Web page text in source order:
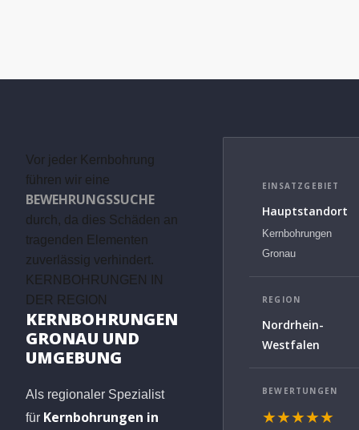
Vor jeder Kernbohrung
führen wir eine
BEWEHRUNGSSUCHE
durch, da dies Schäden an
tragenden Elementen
zuverlässig verhindert.
KERNBOHRUNGEN IN
DER REGION
KERNBOHRUNGEN
GRONAU UND
UMGEBUNG
Als regionaler Spezialist
für Kernbohrungen in
EINSATZGEBIET
Hauptstandort
Kernbohrungen
Gronau
REGION
Nordrhein-
Westfalen
BEWERTUNGEN
★★★★★